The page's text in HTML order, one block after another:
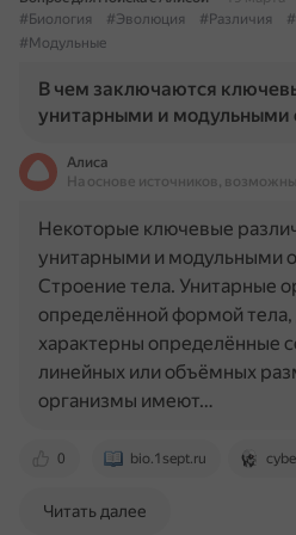
#Биология
#Эволюция #Различия
#Модульные
В чем заключаются
унитарными и модульными
Алиса
На основе источников,
0 bio.1sept.ru
Некоторые ключевые
унитарными и модульными
Строение тела. Унитарные
определённой формой тела,
характерны определённые
линейных или объёмных
организмы имеют…
Читать далее